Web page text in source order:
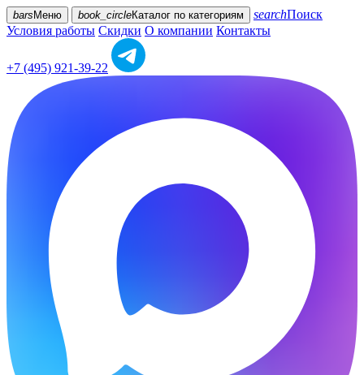
bars Меню book_circleКаталог по категориям searchПоиск
Условия работы Скидки О компании Контакты
+7 (495) 921-39-22